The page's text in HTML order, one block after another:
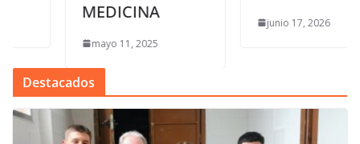
MEDICINA
mayo 11, 2025
junio 17, 2026
Destacados